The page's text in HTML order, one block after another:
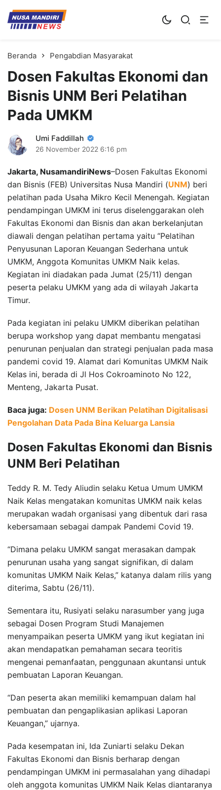
Kampus Digital Bisnis
Universitas Nusa Mandiri
Beranda Pengabdian Masyarakat
Dosen Fakultas Ekonomi dan
Bisnis UNM Beri Pelatihan
Pada UMKM
Umi Faddillah
26 November 2022 6:16 pm
Jakarta, NusamandiriNews–Dosen Fakultas Ekonomi
dan Bisnis (FEB) Universitas Nusa Mandiri (UNM) beri
pelatihan pada Usaha Mikro Kecil Menengah. Kegiatan
pendampingan UMKM ini terus diselenggarakan oleh
Fakultas Ekonomi dan Bisnis dan akan berkelanjutan
diawali dengan pelatihan pertama yaitu “Pelatihan
Penyusunan Laporan Keuangan Sederhana untuk
UMKM, Anggota Komunitas UMKM Naik kelas.
Kegiatan ini diadakan pada Jumat (25/11) dengan
peserta pelaku UMKM yang ada di wilayah Jakarta
Timur.
Pada kegiatan ini pelaku UMKM diberikan pelatihan
berupa workshop yang dapat membantu mengatasi
penurunan penjualan dan strategi penjualan pada masa
pandemi covid 19. Alamat dari Komunitas UMKM Naik
Kelas ini, berada di Jl Hos Cokroaminoto No 122,
Menteng, Jakarta Pusat.
Baca juga: Dosen UNM Berikan Pelatihan Digitalisasi
Pengolahan Data Pada Bina Keluarga Lansia
Dosen Fakultas Ekonomi dan Bisnis
UNM Beri Pelatihan
Teddy R. M. Tedy Aliudin selaku Ketua Umum UMKM
Naik Kelas mengatakan komunitas UMKM naik kelas
merupakan wadah organisasi yang dibentuk dari rasa
kebersamaan sebagai dampak Pandemi Covid 19.
“Dimana pelaku UMKM sangat merasakan dampak
penurunan usaha yang sangat signifikan, di dalam
komunitas UMKM Naik Kelas,” katanya dalam rilis yang
diterima, Sabtu (26/11).
Sementara itu, Rusiyati selaku narasumber yang juga
sebagai Dosen Program Studi Manajemen
menyampaikan peserta UMKM yang ikut kegiatan ini
akan mendapatkan pemahaman secara teoritis
mengenai pemanfaatan, penggunaan akuntansi untuk
pembuatan Laporan Keuangan.
“Dan peserta akan memiliki kemampuan dalam hal
pembuatan dan pengaplikasian aplikasi Laporan
Keuangan,” ujarnya.
Pada kesempatan ini, Ida Zuniarti selaku Dekan
Fakultas Ekonomi dan Bisnis berharap dengan
pendampingan UMKM ini permasalahan yang dihadapi
oleh anggota komunitas UMKM Naik Kelas diantaranya